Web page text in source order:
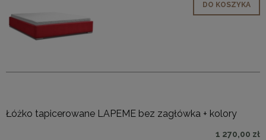
DO KOSZYKA
Łóżko tapicerowane LAPEME bez zagłówka + kolory
1 270,00 zł